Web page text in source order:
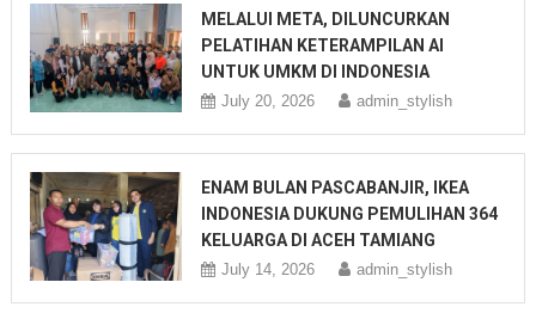
MELALUI META, DILUNCURKAN
PELATIHAN KETERAMPILAN AI
UNTUK UMKM DI INDONESIA
July 20, 2026 admin_stylish
ENAM BULAN PASCABANJIR, IKEA
INDONESIA DUKUNG PEMULIHAN 364
KELUARGA DI ACEH TAMIANG
July 14, 2026 admin_stylish